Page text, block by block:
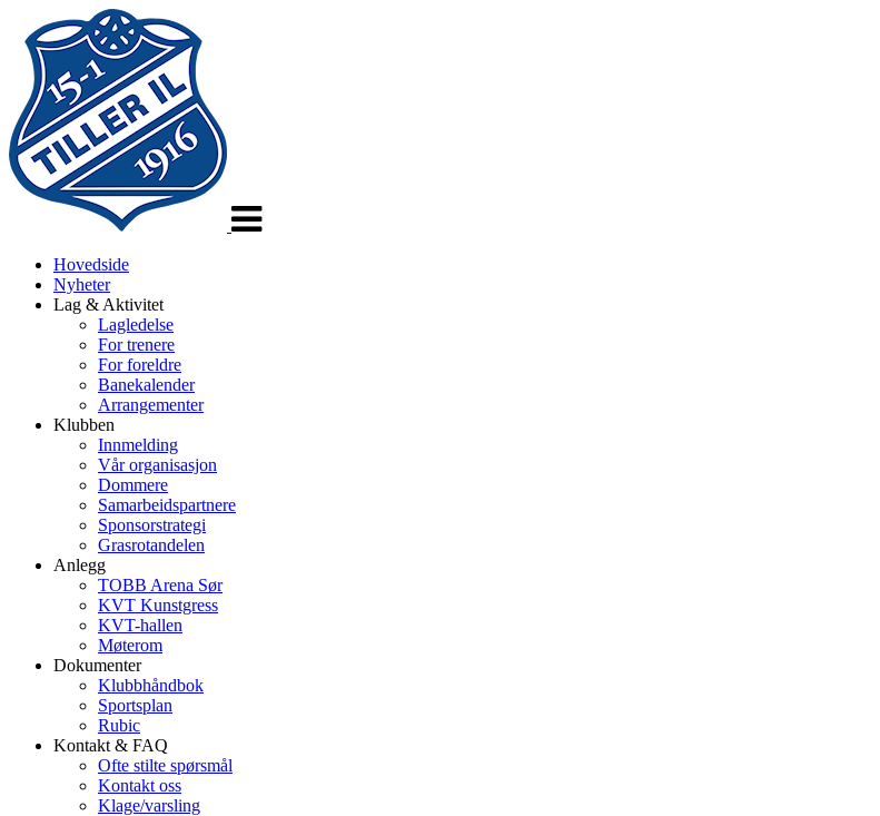
Hovedside
Nyheter
Lag & Aktivitet
Lagledelse
For trenere
For foreldre
Banekalender
Arrangementer
Klubben
Innmelding
Vår organisasjon
Dommere
Samarbeidspartnere
Sponsorstrategi
Grasrotandelen
Anlegg
TOBB Arena Sør
KVT Kunstgress
KVT-hallen
Møterom
Dokumenter
Klubbhåndbok
Sportsplan
Rubic
Kontakt & FAQ
Ofte stilte spørsmål
Kontakt oss
Klage/varsling